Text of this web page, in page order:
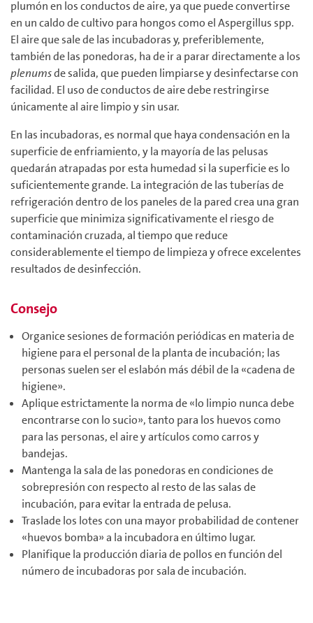
plumón en los conductos de aire, ya que puede convertirse
en un caldo de cultivo para hongos como el Aspergillus spp.
El aire que sale de las incubadoras y, preferiblemente,
también de las ponedoras, ha de ir a parar directamente a los
plenumsde salida, que pueden limpiarse y desinfectarse con
facilidad. El uso de conductos de aire debe restringirse
únicamente al aire limpio y sin usar.
En las incubadoras, es normal que haya condensación en la
superficie de enfriamiento, y la mayoría de las pelusas
quedarán atrapadas por esta humedad si la superficie es lo
suficientemente grande. La integración de las tuberías de
refrigeración dentro de los paneles de la pared crea una gran
superficie que minimiza significativamente el riesgo de
contaminación cruzada, al tiempo que reduce
considerablemente el tiempo de limpieza y ofrece excelentes
resultados de desinfección.
Consejo
Organice sesiones de formación periódicas en materia de
higiene para el personal de la planta de incubación; las
personas suelen ser el eslabón más débil de la «cadena de
higiene».
Aplique estrictamente la norma de «lo limpio nunca debe
encontrarse con lo sucio», tanto para los huevos como
para las personas, el aire y artículos como carros y
bandejas.
Mantenga la sala de las ponedoras en condiciones de
sobrepresión con respecto al resto de las salas de
incubación, para evitar la entrada de pelusa.
Traslade los lotes con una mayor probabilidad de contener
«huevos bomba» a la incubadora en último lugar.
Planifique la producción diaria de pollos en función del
número de incubadoras por sala de incubación.